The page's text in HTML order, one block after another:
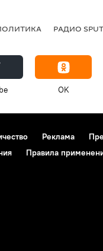
РАДИО
OK
Реклама
Правила